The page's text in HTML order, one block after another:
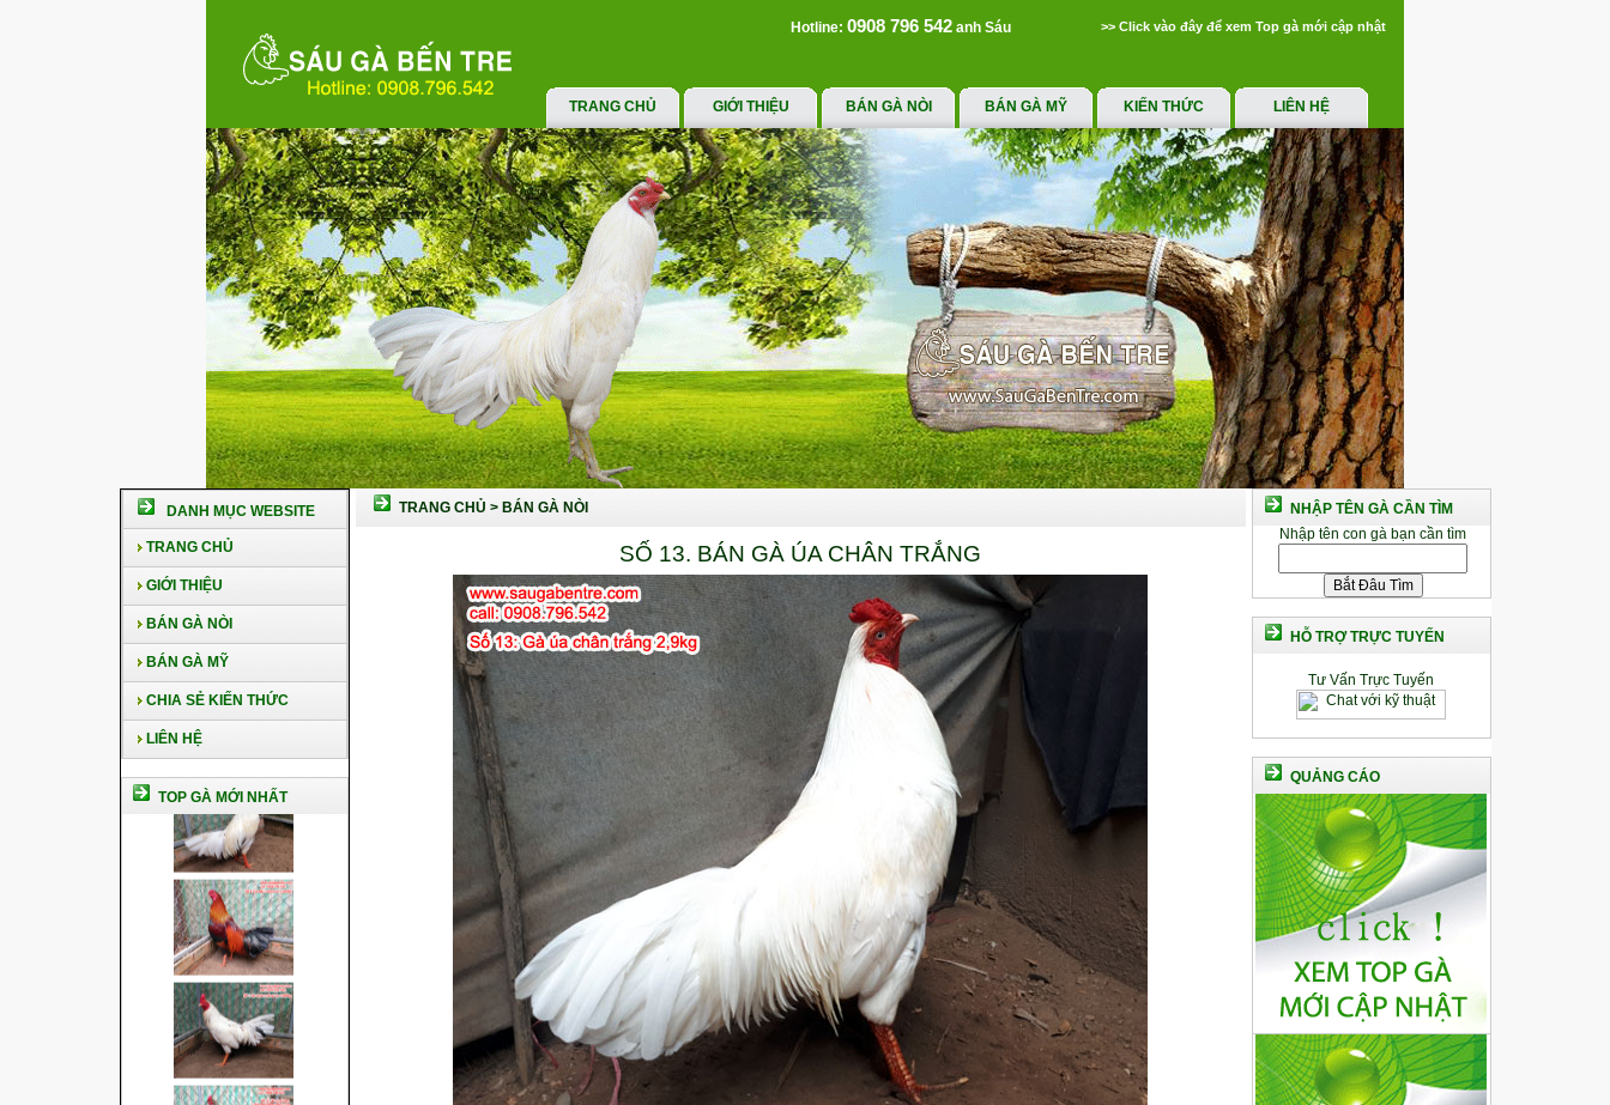
Hotline: 0908 796 542 anh Sáu >> Click vào đây để xem Top gà mới cập nhật
TRANG CHỦ GIỚI THIỆU BÁN GÀ NÒI BÁN GÀ MỸ KIẾN THỨC LIÊN HỆ
DANH MỤC WEBSITE
TRANG CHỦ
GIỚI THIỆU
BÁN GÀ NÒI
BÁN GÀ MỸ
CHIA SẺ KIẾN THỨC
LIÊN HỆ
TOP GÀ MỚI NHẤT
TRANG CHỦ > BÁN GÀ NÒI
SỐ 13. BÁN GÀ ÚA CHÂN TRẮNG
NHẬP TÊN GÀ CẦN TÌM
Nhập tên con gà bạn cần tìm
HỖ TRỢ TRỰC TUYẾN
Tư Vấn Trực Tuyến
QUẢNG CÁO